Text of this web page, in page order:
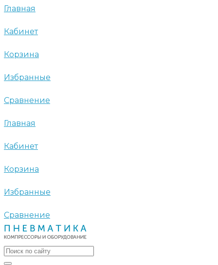
Главная
Кабинет
Корзина
Избранные
Сравнение
Главная
Кабинет
Корзина
Избранные
Сравнение